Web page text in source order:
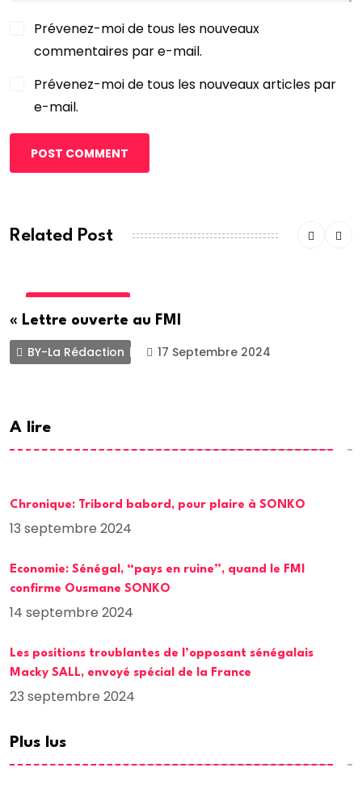
Prévenez-moi de tous les nouveaux
commentaires par e-mail.
Prévenez-moi de tous les nouveaux articles par
e-mail.
POST COMMENT
Related Post
« Lettre ouverte au FMI
BY-La Rédaction 17 Septembre 2024
A lire
Chronique: Tribord babord, pour plaire à SONKO
13 septembre 2024
Economie: Sénégal, “pays en ruine”, quand le FMI
confirme Ousmane SONKO
14 septembre 2024
Les positions troublantes de l’opposant sénégalais
Macky SALL, envoyé spécial de la France
23 septembre 2024
Plus lus